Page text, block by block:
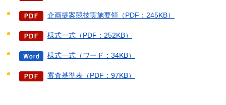
企画提案競技実施要領（PDF：245KB）
様式一式（PDF：252KB）
様式一式（ワード：34KB）
審査基準表（PDF：97KB）